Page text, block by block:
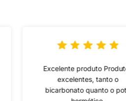
Excelente produto
excelentes, tanto o
bicarbonato quanto o